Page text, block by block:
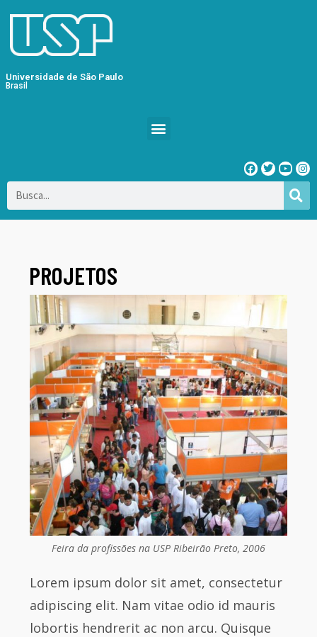
Universidade de São Paulo
Brasil
PROJETOS
Feira da profissões na USP Ribeirão Preto, 2006
Lorem ipsum dolor sit amet, consectetur
adipiscing elit. Nam vitae odio id mauris
lobortis hendrerit ac non arcu. Quisque